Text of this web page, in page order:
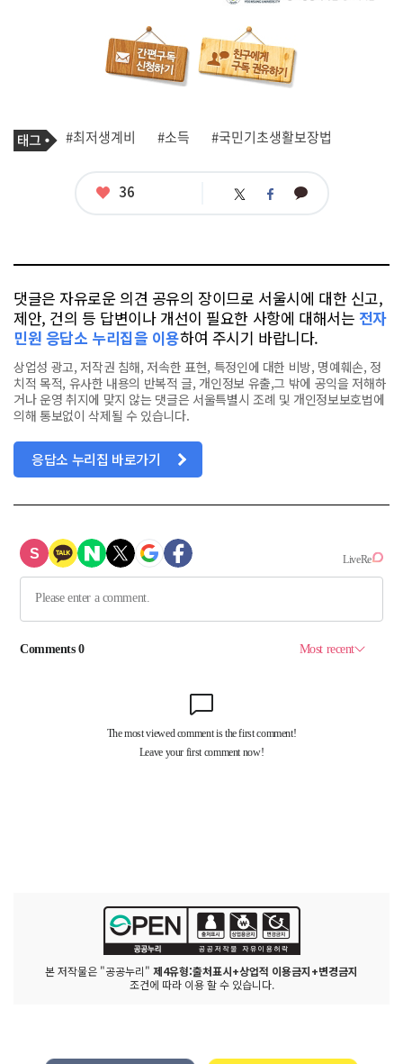
기
사
태
그
#최저생계비 #소득 #국민기초생활보장법
좋
36 트 페 카
댓글은 자유로운 의견 공유의 장이므로 서울시에 대한 신고,
제안, 건의 등 답변이나 개선이 필요한 사항에 대해서는 전자
민원 응답소 누리집을 이용하여 주시기 바랍니다.
상업성 광고, 저작권 침해, 저속한 표현, 특정인에 대한 비방, 명예훼손, 정
치적 목적, 유사한 내용의 반복적 글, 개인정보 유출,그 밖에 공익을 저해하
거나 운영 취지에 맞지 않는 댓글은 서울특별시 조례 및 개인정보보호법에
의해 통보없이 삭제될 수 있습니다.
응답소 누리집 바로가기
본 저작물은 "공공누리" 제4유형:출처표시+상업적 이용금지+변경금지
조건에 따라 이용 할 수 있습니다.